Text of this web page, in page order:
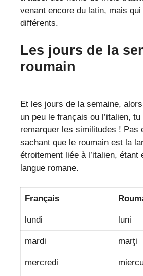
venant encore du latin, mais qui
différents.
Les jours de la
roumain
Et les jours de la semaine,
un peu le français ou l’italien, tu
remarquer les similitudes ! Pas
sachant que le roumain est la
étroitement liée à l’italien, étant
langue romane.
Français
lundi luni
mardi marţi
mercredi